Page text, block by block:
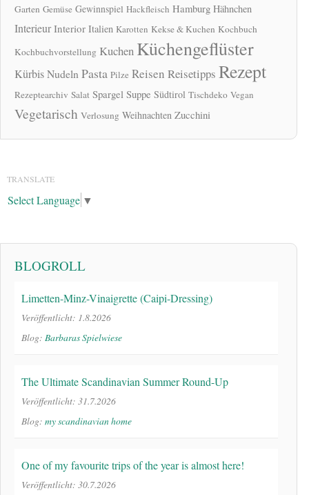
Garten Gemüse Gewinnspiel Hackfleisch Hamburg Hähnchen
Interieur Interior Italien Karotten Kekse & Kuchen Kochbuch
Kochbuchvorstellung Kuchen Küchengeflüster
KürbisNudeln Pasta Pilze Reisen Reisetipps Rezept
Rezeptearchiv Salat Spargel Suppe Südtirol Tischdeko Vegan
Vegetarisch Verlosung Weihnachten Zucchini
TRANSLATE
Select Language ▼
BLOGROLL
Limetten-Minz-Vinaigrette (Caipi-Dressing)
Veröffentlicht: 1.8.2026
Blog: Barbaras Spielwiese
The Ultimate Scandinavian Summer Round-Up
Veröffentlicht: 31.7.2026
Blog: my scandinavian home
One of my favourite trips of the year is almost here!
Veröffentlicht: 30.7.2026